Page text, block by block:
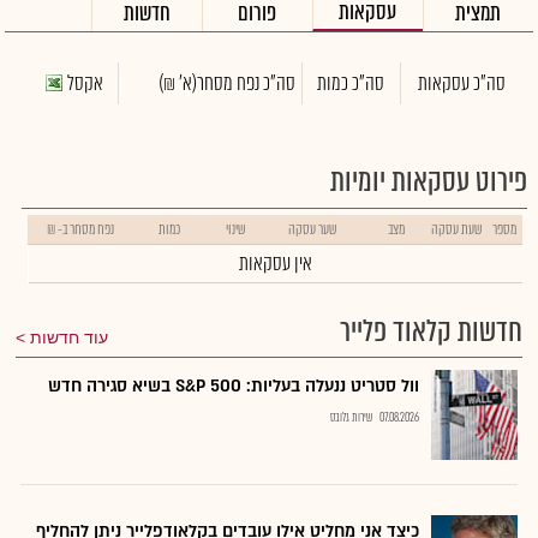
תמצית עסקאות פורום חדשות
סה"כ עסקאות סה"כ כמות סה"כ נפח מסחר(א' ₪) אקסל
פירוט עסקאות יומיות
מספר שעת עסקה מצב שער עסקה שינוי כמות נפח מסחר ב- ₪
אין עסקאות
חדשות קלאוד פלייר עוד חדשות
וול סטריט ננעלה בעליות: S&P 500 בשיא סגירה חדש
07.08.2026 שירות גלובס
כיצד אני מחליט אילו עובדים בקלאודפלייר ניתן להחליף